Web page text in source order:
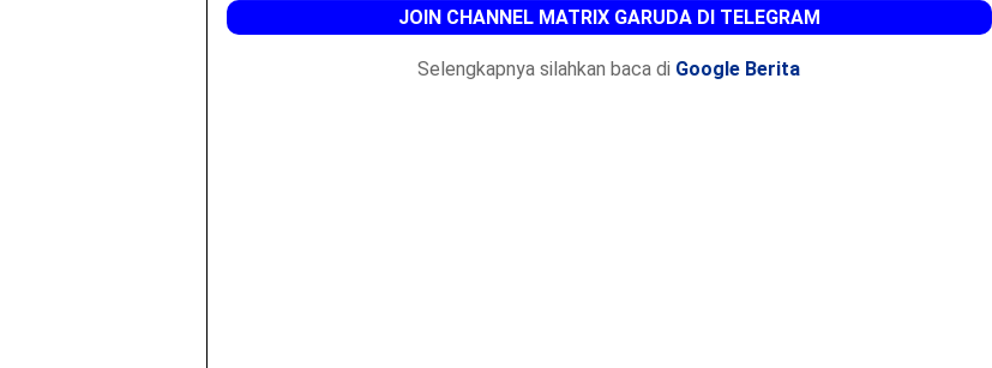
JOIN CHANNEL MATRIX GARUDA DI TELEGRAM
Selengkapnya silahkan baca di Google Berita